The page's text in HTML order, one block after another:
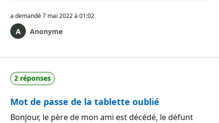
a demandé7 mai 2022 à 01:02
Anonyme
2 réponses
Mot de passe de la tablette oublié
Bonjour, le père de mon ami est décédé, le défunt